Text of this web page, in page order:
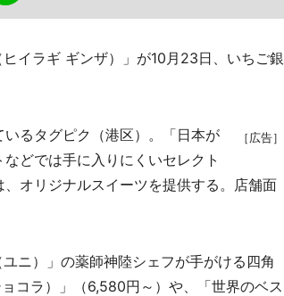
イラギ ギンザ）」が10月23日、いちご銀
［広告］
るタグピク（港区）。「日本が
どでは手に入りにくいセレクト
オリジナルスイーツを提供する。店舗面
ニ）」の薬師神陸シェフが手がける四角
コラ）」（6,580円～）や、「世界のベス